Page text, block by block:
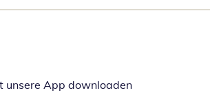
unsere App downloadenÖffnet in